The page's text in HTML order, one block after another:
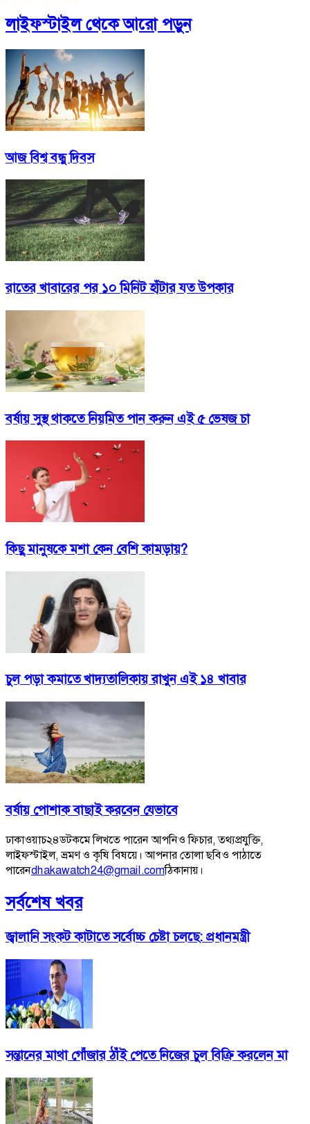
লাইফস্টাইলথেকে আরো পড়ুন
আজ বিশ্ব বন্ধু দিবস
রাতের খাবারের পর ১০ মিনিট হাঁটার যত উপকার
বর্ষায় সুস্থ থাকতে নিয়মিত পান করুন এই ৫ ভেষজ চা
কিছু মানুষকে মশা কেন বেশি কামড়ায়?
চুল পড়া কমাতে খাদ্যতালিকায় রাখুন এই ১৪ খাবার
বর্ষায় পোশাক বাছাই করবেন যেভাবে
ঢাকাওয়াচ২৪ডটকমে লিখতে পারেন আপনিও ফিচার, তথ্যপ্রযুক্তি,
লাইফস্টাইল, ভ্রমণ ও কৃষি বিষয়ে। আপনার তোলা ছবিও পাঠাতে
পারেনdhakawatch24@gmail.comঠিকানায়।
সর্বশেষ খবর
জ্বালানি সংকট কাটাতে সর্বোচ্চ চেষ্টা চলছে: প্রধানমন্ত্রী
সন্তানের মাথা গোঁজার ঠাঁই পেতে নিজের চুল বিক্রি করলেন মা